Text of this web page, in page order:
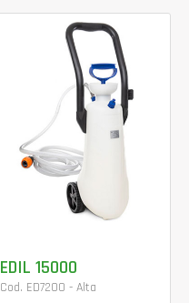
EDIL 15000
Cod. ED7200 - Alta